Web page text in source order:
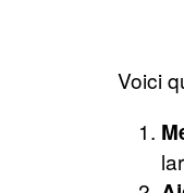
Voici